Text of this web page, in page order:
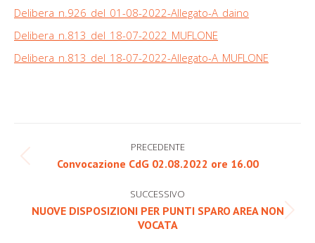
Delibera_n.926_del_01-08-2022-Allegato-A_daino
Delibera_n.813_del_18-07-2022_MUFLONE
Delibera_n.813_del_18-07-2022-Allegato-A_MUFLONE
tra
post
PRECEDENTE
Post
Convocazione CdG 02.08.2022 ore 16.00
SUCCESSIVO
Prossimo
post:
NUOVE DISPOSIZIONI PER PUNTI SPARO AREA NON
VOCATA